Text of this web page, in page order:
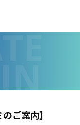
ご案内】